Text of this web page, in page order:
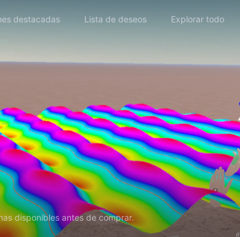
destacadas Lista de deseos Explorar todo
disponibles antes de comprar.